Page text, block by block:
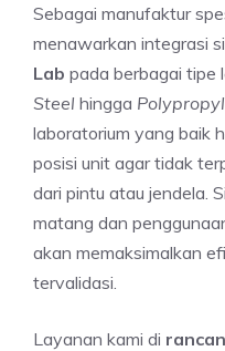
Sebagai manufaktur
menawarkan integrasi
Lab pada berbagai tipe
Steel hingga
laboratorium yang baik
posisi unit agar tidak
dari pintu atau jendela.
matang dan
akan memaksimalkan
tervalidasi.
Layanan kami di